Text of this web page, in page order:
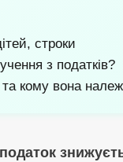
строки
з податків?
та кому вона